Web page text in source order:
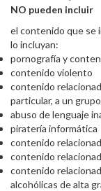
NO pueden incluir
el contenido que se
lo incluyan:
pornografía y
contenido violento
contenido
particular, a un
abuso de lenguaje
piratería informática
contenido
contenido
contenido
alcohólicas de alta